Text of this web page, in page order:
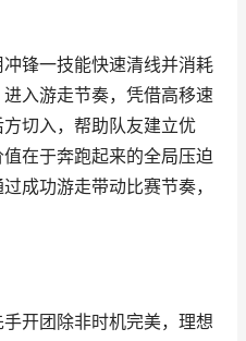
锋一技能快速清线并消耗
入游走节奏，凭借高移速
切入，帮助队友建立优
在于奔跑起来的全局压迫
成功游走带动比赛节奏，
开团除非时机完美，理想